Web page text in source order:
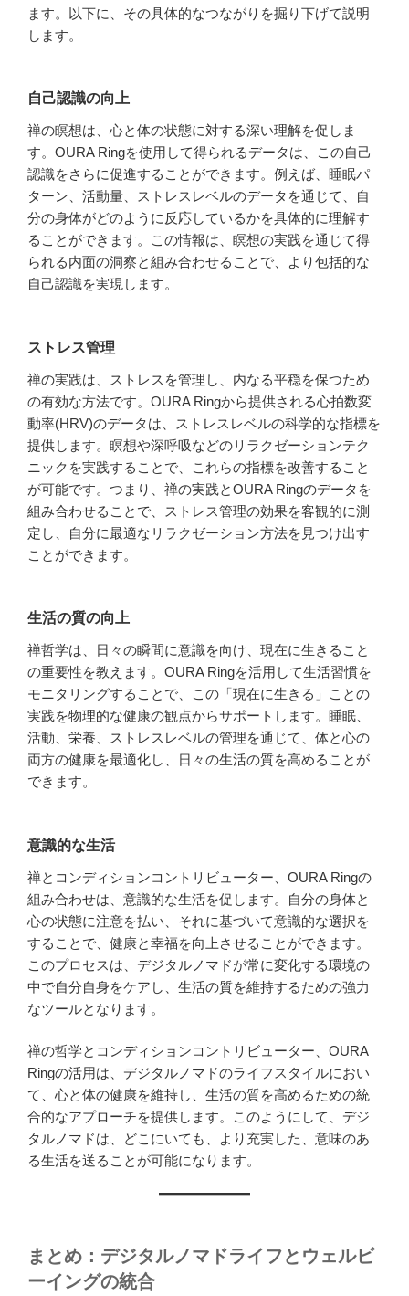
ます。以下に、その具体的なつながりを掘り下げて説明
します。
自己認識の向上
禅の瞑想は、心と体の状態に対する深い理解を促しま
す。OURA Ringを使用して得られるデータは、この自己
認識をさらに促進することができます。例えば、睡眠パ
ターン、活動量、ストレスレベルのデータを通じて、自
分の身体がどのように反応しているかを具体的に理解す
ることができます。この情報は、瞑想の実践を通じて得
られる内面の洞察と組み合わせることで、より包括的な
自己認識を実現します。
ストレス管理
禅の実践は、ストレスを管理し、内なる平穏を保つため
の有効な方法です。OURA Ringから提供される心拍数変
動率(HRV)のデータは、ストレスレベルの科学的な指標を
提供します。瞑想や深呼吸などのリラクゼーションテク
ニックを実践することで、これらの指標を改善すること
が可能です。つまり、禅の実践とOURA Ringのデータを
組み合わせることで、ストレス管理の効果を客観的に測
定し、自分に最適なリラクゼーション方法を見つけ出す
ことができます。
生活の質の向上
禅哲学は、日々の瞬間に意識を向け、現在に生きること
の重要性を教えます。OURA Ringを活用して生活習慣を
モニタリングすることで、この「現在に生きる」ことの
実践を物理的な健康の観点からサポートします。睡眠、
活動、栄養、ストレスレベルの管理を通じて、体と心の
両方の健康を最適化し、日々の生活の質を高めることが
できます。
意識的な生活
禅とコンディションコントリビューター、OURA Ringの
組み合わせは、意識的な生活を促します。自分の身体と
心の状態に注意を払い、それに基づいて意識的な選択を
することで、健康と幸福を向上させることができます。
このプロセスは、デジタルノマドが常に変化する環境の
中で自分自身をケアし、生活の質を維持するための強力
なツールとなります。
禅の哲学とコンディションコントリビューター、OURA
Ringの活用は、デジタルノマドのライフスタイルにおい
て、心と体の健康を維持し、生活の質を高めるための統
合的なアプローチを提供します。このようにして、デジ
タルノマドは、どこにいても、より充実した、意味のあ
る生活を送ることが可能になります。
まとめ：デジタルノマドライフとウェルビ
ーイングの統合